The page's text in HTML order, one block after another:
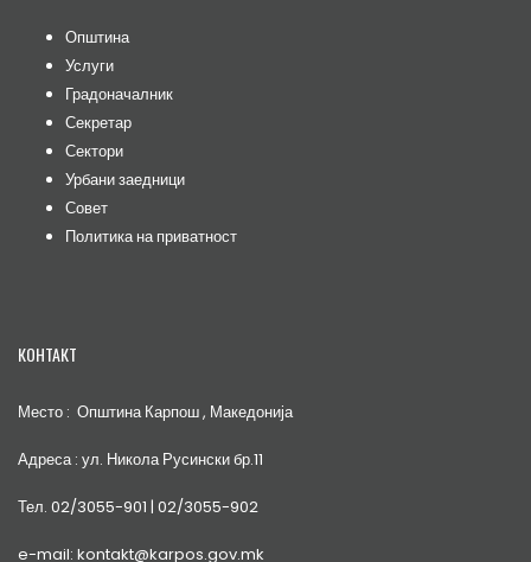
Општина
Услуги
Градоначалник
Секретар
Сектори
Урбани заедници
Совет
Политика на приватност
КОНТАКТ
Место : Општина Карпош , Македонија
Адреса : ул. Никола Русински бр.11
Тел. 02/3055-901 | 02/3055-902
e-mail: kontakt@karpos.gov.mk